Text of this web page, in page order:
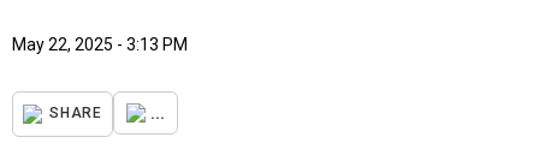
May 22, 2025 - 3:13 PM
SHARE ...